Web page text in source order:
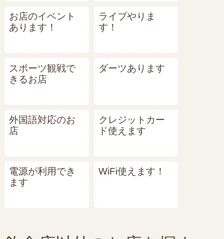
お店のイベント
あります！
ライブやりま
す！
スポーツ観戦で
きるお店
ダーツあります
外国語対応のお
店
クレジットカー
ド使えます
電源が利用でき
ます
WiFi使えます！